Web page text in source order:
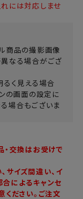
には対応しませ
商品の撮影画像
なる場合がござ
るく見える場合
の画面の設定に
場合もございま
交換はお受けで
サイズ間違い、イ
によるキャンセ
ください。ご注文